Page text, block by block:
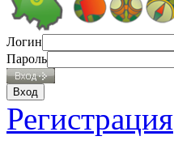
Логин
Пароль
Регистрация